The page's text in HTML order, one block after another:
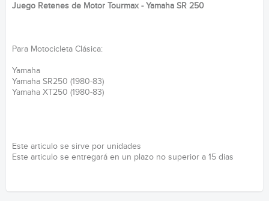
Juego Retenes de Motor Tourmax - Yamaha SR 250
Para Motocicleta Clásica:
Yamaha
Yamaha SR250 (1980-83)
Yamaha XT250 (1980-83)
Este articulo se sirve por unidades
Este articulo se entregará en un plazo no superior a 15 dias